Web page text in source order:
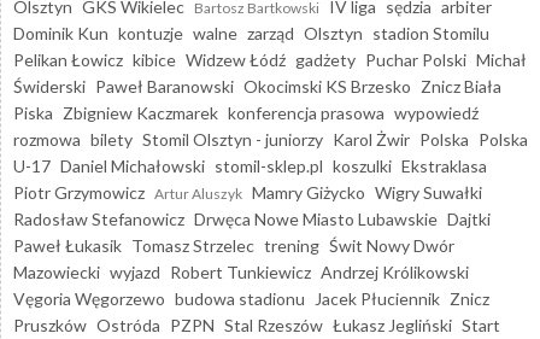
Olsztyn GKS Wikielec Bartosz Bartkowski IV liga sędzia arbiter
Dominik Kun kontuzje walne zarząd Olsztyn stadion Stomilu
Pelikan Łowicz kibice Widzew Łódź gadżety Puchar Polski Michał
Świderski Paweł Baranowski Okocimski KS Brzesko Znicz Biała
Piska Zbigniew Kaczmarek konferencja prasowa wypowiedź
rozmowa bilety Stomil Olsztyn - juniorzy Karol Żwir Polska Polska
U-17 Daniel Michałowski stomil-sklep.pl koszulki Ekstraklasa
Piotr Grzymowicz Artur Aluszyk Mamry Giżycko Wigry Suwałki
Radosław Stefanowicz Drwęca Nowe Miasto Lubawskie Dajtki
Paweł Łukasik Tomasz Strzelec trening Świt Nowy Dwór
Mazowiecki wyjazd Robert Tunkiewicz Andrzej Królikowski
Vęgoria Węgorzewo budowa stadionu Jacek Płuciennik Znicz
Pruszków Ostróda PZPN Stal Rzeszów Łukasz Jegliński Start